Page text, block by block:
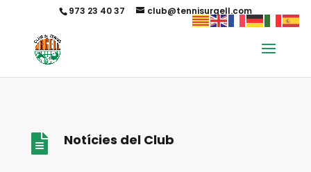
973 23 40 37 club@tennisurgell.com
 Notícies del Club